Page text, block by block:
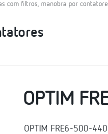
com filtros, manobra por
OPTIM
OPTIM FRE6-500-